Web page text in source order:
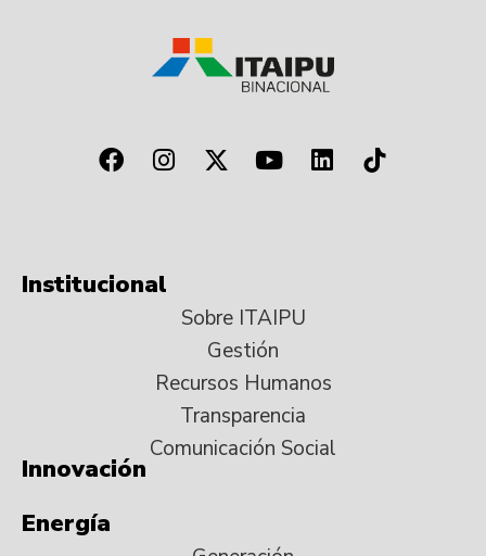
Institucional
Sobre ITAIPU
Gestión
Recursos Humanos
Transparencia
Comunicación Social
Innovación
Energía